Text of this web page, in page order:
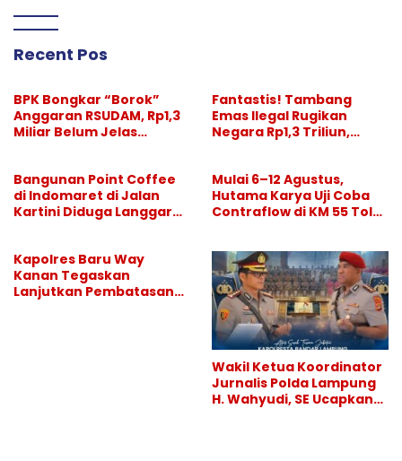
Recent Pos
BPK Bongkar “Borok”
Anggaran RSUDAM, Rp1,3
Miliar Belum Jelas
Fantastis! Tambang
Emas Ilegal Rugikan
Negara Rp1,3 Triliun,
Tersentuh
Bangunan Point Coffee
di Indomaret di Jalan
Kartini Diduga Langgar
Mulai 6–12 Agustus,
Hutama Karya Uji Coba
Contraflow di KM 55 Tol
Kapolres Baru Way
Kanan Tegaskan
Lanjutkan Pembatasan
Wakil Ketua Koordinator
Jurnalis Polda Lampung
H. Wahyudi, SE Ucapkan